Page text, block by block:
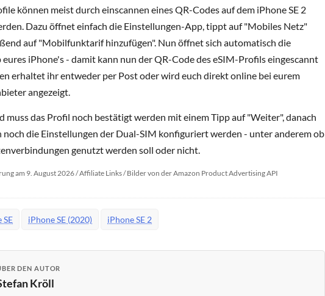
können meist durch einscannen eines QR-Codes auf dem iPhone SE 2
Dazu öffnet einfach die Einstellungen-App, tippt auf "Mobiles Netz"
auf "Mobilfunktarif hinzufügen". Nun öffnet sich automatisch die
iPhone's - damit kann nun der QR-Code des eSIM-Profils eingescannt
erhaltet ihr entweder per Post oder wird euch direkt online bei eurem
angezeigt.
muss das Profil noch bestätigt werden mit einem Tipp auf "Weiter", danach
noch die Einstellungen der Dual-SIM konfiguriert werden - unter anderem ob
genutzt werden soll oder nicht.
am 9. August 2026 / Affiliate Links / Bilder von der Amazon Product Advertising API
SE iPhone SE (2020) iPhone SE 2
DEN AUTOR
Kröll